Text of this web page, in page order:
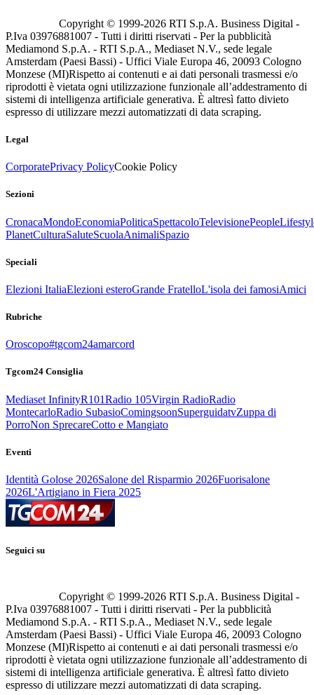
Copyright © 1999-2026 RTI S.p.A. Business Digital -
P.Iva 03976881007 - Tutti i diritti riservati - Per la pubblicità
Mediamond S.p.A. - RTI S.p.A., Mediaset N.V., sede legale
Amsterdam (Paesi Bassi) - Uffici Viale Europa 46, 20093 Cologno
Monzese (MI)Rispetto ai contenuti e ai dati personali trasmessi e/o
riprodotti è vietata ogni utilizzazione funzionale all’addestramento di
sistemi di intelligenza artificiale generativa. È altresì fatto divieto
espresso di utilizzare mezzi automatizzati di data scraping.
Legal
CorporatePrivacy PolicyCookie Policy
Sezioni
CronacaMondoEconomiaPoliticaSpettacoloTelevisionePeople
PlanetCulturaSaluteScuolaAnimaliSpazio
Speciali
Elezioni ItaliaElezioni esteroGrande FratelloL'isola dei famosiAmici
Rubriche
Oroscopo#tgcom24amarcord
Tgcom24 Consiglia
Mediaset InfinityR101Radio 105Virgin RadioRadio
MontecarloRadio SubasioComingsoonSuperguidatvZuppa di
PorroNon SprecareCotto e Mangiato
Eventi
Identità Golose 2026Salone del Risparmio 2026Fuorisalone
2026L'Artigiano in Fiera 2025
Seguici su
Copyright © 1999-2026 RTI S.p.A. Business Digital -
P.Iva 03976881007 - Tutti i diritti riservati - Per la pubblicità
Mediamond S.p.A. - RTI S.p.A., Mediaset N.V., sede legale
Amsterdam (Paesi Bassi) - Uffici Viale Europa 46, 20093 Cologno
Monzese (MI)Rispetto ai contenuti e ai dati personali trasmessi e/o
riprodotti è vietata ogni utilizzazione funzionale all’addestramento di
sistemi di intelligenza artificiale generativa. È altresì fatto divieto
espresso di utilizzare mezzi automatizzati di data scraping.